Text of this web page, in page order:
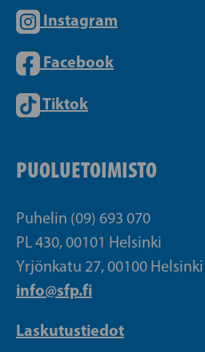
Instagram
Facebook
Tiktok
PUOLUETOIMISTO
Puhelin (09) 693 070
PL 430, 00101 Helsinki
Yrjönkatu 27, 00100 Helsinki
info@sfp.fi
Laskutustiedot